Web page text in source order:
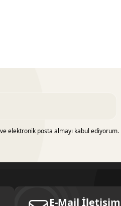
elektronik posta almayı kabul ediyorum.
E-Mail İletişim